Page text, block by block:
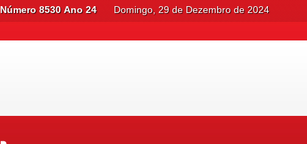
Número 8530 Ano 24 Domingo, 29 de Dezembro de 2024